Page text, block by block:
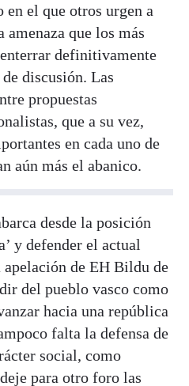
en el que otros urgen a
que los más
definitivamente
discusión. Las
propuestas
que a su vez,
en cada uno de
aún más el abanico.
desde la posición
y defender el actual
apelación de EH Bildu de
del pueblo vasco como
hacia una república
falta la defensa de
social, como
para otro foro las